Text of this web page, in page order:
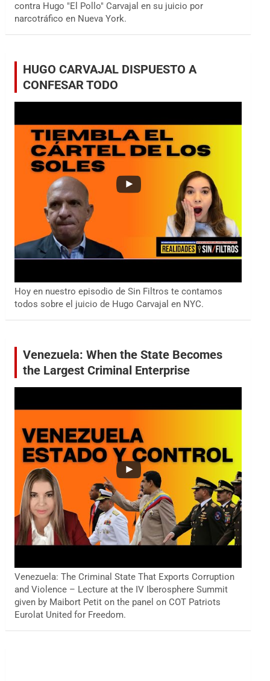
contra Hugo "El Pollo" Carvajal en su juicio por
narcotráfico en Nueva York.
HUGO CARVAJAL DISPUESTO A
CONFESAR TODO
Hoy en nuestro episodio de Sin Filtros te contamos
todos sobre el juicio de Hugo Carvajal en NYC.
Venezuela: When the State Becomes
the Largest Criminal Enterprise
Venezuela: The Criminal State That Exports Corruption
and Violence – Lecture at the IV Iberosphere Summit
given by Maibort Petit on the panel on COT Patriots
Eurolat United for Freedom.